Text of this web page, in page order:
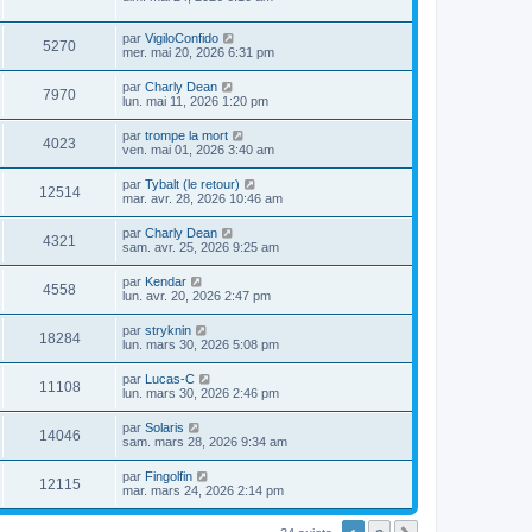
5270 par VigiloConfido
mer. mai 20, 2026 6:31 pm
7970 par Charly Dean
lun. mai 11, 2026 1:20 pm
4023 par trompe la mort
ven. mai 01, 2026 3:40 am
12514 par Tybalt (le retour)
mar. avr. 28, 2026 10:46 am
4321 par Charly Dean
sam. avr. 25, 2026 9:25 am
4558 par Kendar
lun. avr. 20, 2026 2:47 pm
18284 par stryknin
lun. mars 30, 2026 5:08 pm
11108 par Lucas-C
lun. mars 30, 2026 2:46 pm
14046 par Solaris
sam. mars 28, 2026 9:34 am
12115 par Fingolfin
mar. mars 24, 2026 2:14 pm